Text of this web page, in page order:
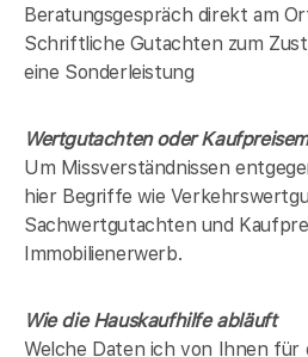
Beratungsgespräch direkt am
Schriftliche Gutachten zum
eine Sonderleistung
Wertgutachten oder
Um Missverständnissen
hier Begriffe wie
Sachwertgutachten und
Immobilienerwerb.
Wie die Hauskaufhilfe abläuft
Welche Daten ich von Ihnen für